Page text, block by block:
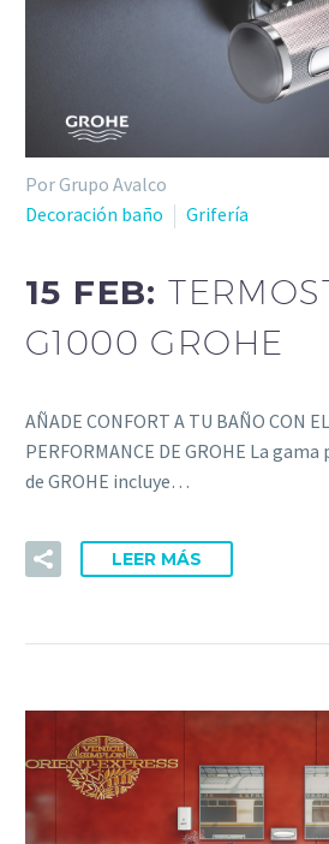
Por Grupo Avalco
Decoración baño
Grifería
15 FEB:
G1000 GROHE
AÑADE CONFORT A TU BAÑO CON
PERFORMANCE DE GROHE La
de GROHE incluye…
LEER MÁS